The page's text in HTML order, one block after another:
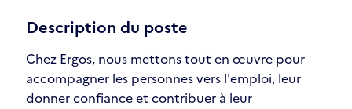
Description du poste
Chez Ergos, nous mettons tout en œuvre pour
accompagner les personnes vers l'emploi, leur
donner confiance et contribuer à leur